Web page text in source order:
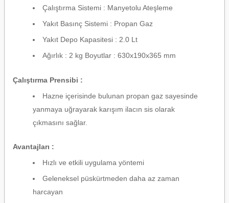
Çalıştırma Sistemi : Manyetolu Ateşleme
Yakıt Basınç Sistemi : Propan Gaz
Yakıt Depo Kapasitesi : 2.0 Lt
Ağırlık : 2 kg Boyutlar : 630x190x365 mm
Çalıştırma Prensibi :
Hazne içerisinde bulunan propan gaz sayesinde
yanmaya uğrayarak karışım ilacın sis olarak
çıkmasını sağlar.
Avantajları :
Hızlı ve etkili uygulama yöntemi
Geleneksel püskürtmeden daha az zaman
harcayan